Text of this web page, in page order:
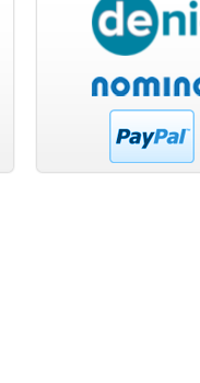
"Ich bin dankbar, meine
Wunschdomain
haben. Die Domain passt
hundertprozentig."
Janina
Leben im
leben-im-